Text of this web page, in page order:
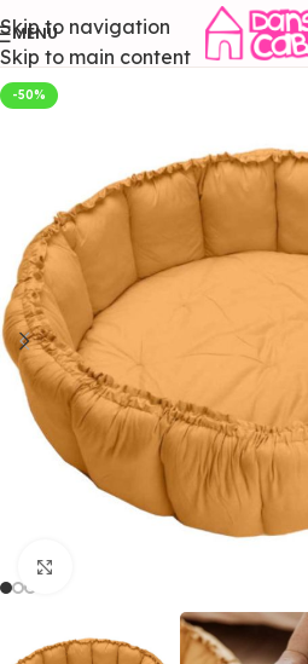
Skip to navigation
Skip to main content
MENU
-50%